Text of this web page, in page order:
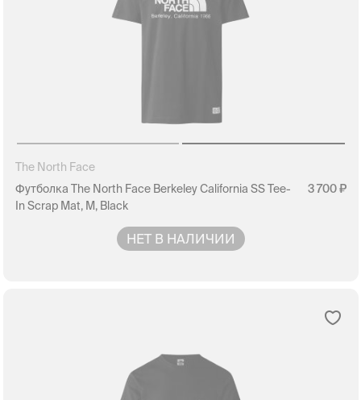
The North Face
Футболка The North Face Berkeley California SS Tee-
In Scrap Mat, M, Black
3 700
НЕТ В НАЛИЧИИ